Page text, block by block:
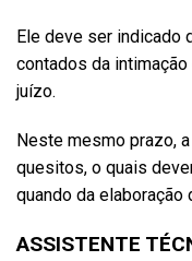
Ele deve ser indicado
contados da
juízo.
Neste mesmo prazo,
quesitos, o quais
quando da elaboração
ASSISTENTE